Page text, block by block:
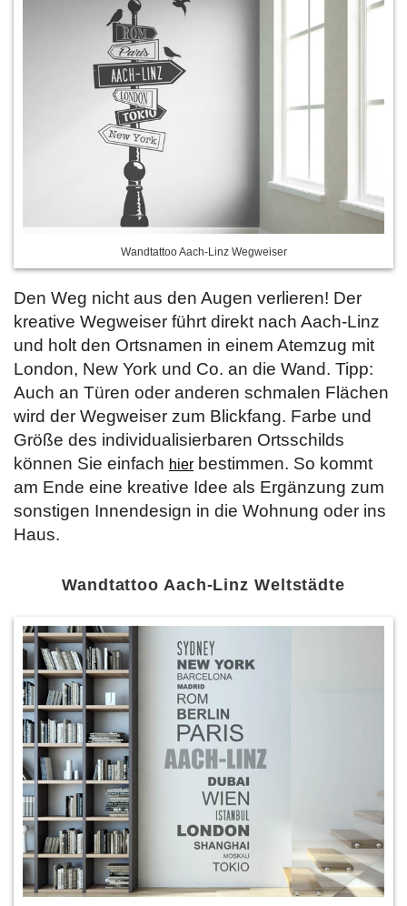
Wandtattoo Aach-Linz Wegweiser
Den Weg nicht aus den Augen verlieren! Der
kreative Wegweiser führt direkt nach Aach-Linz
und holt den Ortsnamen in einem Atemzug mit
London, New York und Co. an die Wand. Tipp:
Auch an Türen oder anderen schmalen Flächen
wird der Wegweiser zum Blickfang. Farbe und
Größe des individualisierbaren Ortsschilds
können Sie einfach hier bestimmen. So kommt
am Ende eine kreative Idee als Ergänzung zum
sonstigen Innendesign in die Wohnung oder ins
Haus.
Wandtattoo Aach-Linz Weltstädte